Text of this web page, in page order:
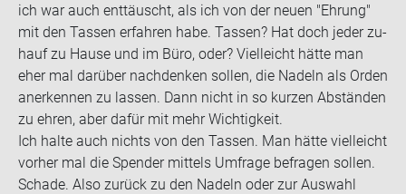
ich war auch ent­täuscht, als ich von der neuen "Eh­rung"
mit den Tas­sen er­fah­ren habe. Tas­sen? Hat doch jeder zu­
hauf zu Hause und im Büro, oder? Viel­leicht hätte man
eher mal dar­über nach­den­ken sol­len, die Na­deln als Orden
an­er­ken­nen zu las­sen. Dann nicht in so kur­zen Ab­stän­den
zu ehren, aber dafür mit mehr Wich­tig­keit.
Ich halte auch nichts von den Tas­sen. Man hätte viel­leicht
vor­her mal die Spen­der mit­tels Um­fra­ge be­fra­gen sol­len.
Scha­de. Also zu­rück zu den Na­deln oder zur Aus­wahl